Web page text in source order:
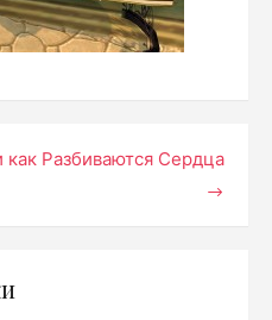
Разбиваются Сердца